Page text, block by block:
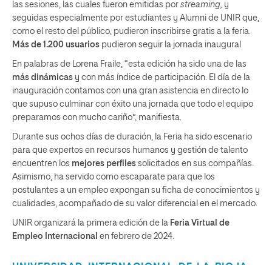
las sesiones, las cuales fueron emitidas por streaming, y
seguidas especialmente por estudiantes y Alumni de UNIR que,
como el resto del público, pudieron inscribirse gratis a la feria.
Más de 1.200 usuarios pudieron seguir la jornada inaugural
En palabras de Lorena Fraile, “esta edición ha sido una de las
más dinámicas y con más índice de participación. El día de la
inauguración contamos con una gran asistencia en directo lo
que supuso culminar con éxito una jornada que todo el equipo
preparamos con mucho cariño”, manifiesta.
Durante sus ochos días de duración, la Feria ha sido escenario
para que expertos en recursos humanos y gestión de talento
encuentren los mejores perfiles solicitados en sus compañías.
Asimismo, ha servido como escaparate para que los
postulantes a un empleo expongan su ficha de conocimientos y
cualidades, acompañado de su valor diferencial en el mercado.
UNIR organizará la primera edición de la Feria Virtual de
Empleo Internacional en febrero de 2024.